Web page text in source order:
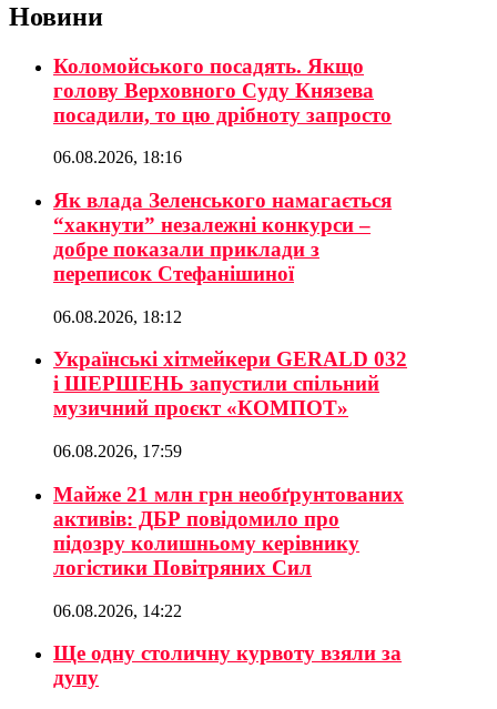
Новини
Коломойського посадять. Якщо
голову Верховного Суду Князева
посадили, то цю дрібноту запросто
06.08.2026, 18:16
Як влада Зеленського намагається
“хакнути” незалежні конкурси –
добре показали приклади з
переписок Стефанішиної
06.08.2026, 18:12
Українські хітмейкери GERALD 032
і ШЕРШЕНЬ запустили спільний
музичний проєкт «КОМПОТ»
06.08.2026, 17:59
Майже 21 млн грн необґрунтованих
активів: ДБР повідомило про
підозру колишньому керівнику
логістики Повітряних Сил
06.08.2026, 14:22
Ще одну столичну курвоту взяли за
дупу